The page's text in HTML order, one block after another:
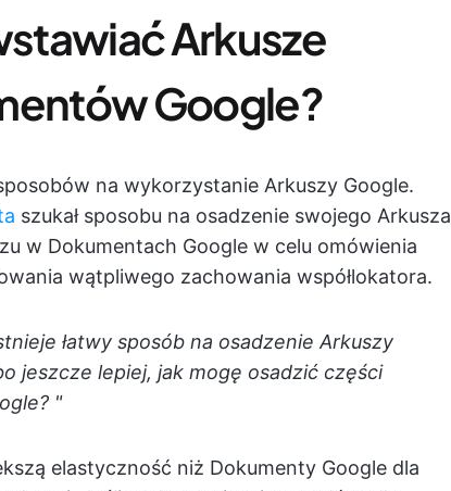
Arkusze
Google?
na wykorzystanie Arkuszy Google.
szukał sposobu na osadzenie swojego Arkusza
w Dokumentach Google w celu omówienia
wątpliwego zachowania współlokatora.
łatwy sposób na osadzenie Arkuszy
jeszcze lepiej, jak mogę osadzić części
"
elastyczność niż Dokumenty Google dla